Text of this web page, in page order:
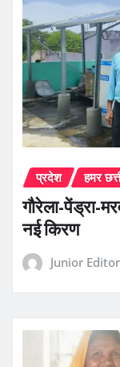
प्रदेश हमर
गौरेला-पेंड्रा-
नई किरण
Junior